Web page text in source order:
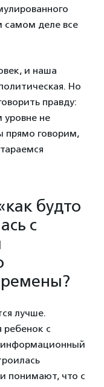
самом деле все
и наша
Но
правду:
уровне не
прямо говорим,
будто
с
лучше.
ребенок с
информационный
понимают, что с